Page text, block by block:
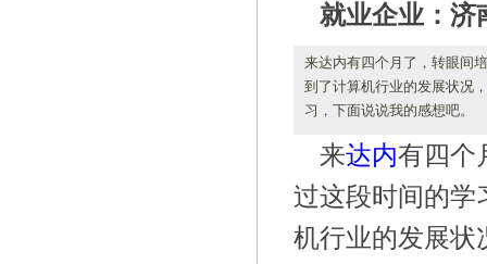
就业企业：济
来达内有四个月了，转眼间
到了计算机行业的发展状况
习，下面说说我的感想吧。
来达内有四个
过这段时间的学
机行业的发展状